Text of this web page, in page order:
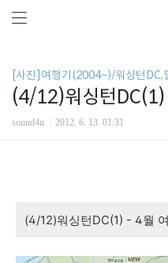
[사진]여행기(2004~)/워싱턴DC,
(4/12)워싱턴
sound4u 2012. 6. 13. 01:31
(4/12)워싱턴DC(1) - 4월